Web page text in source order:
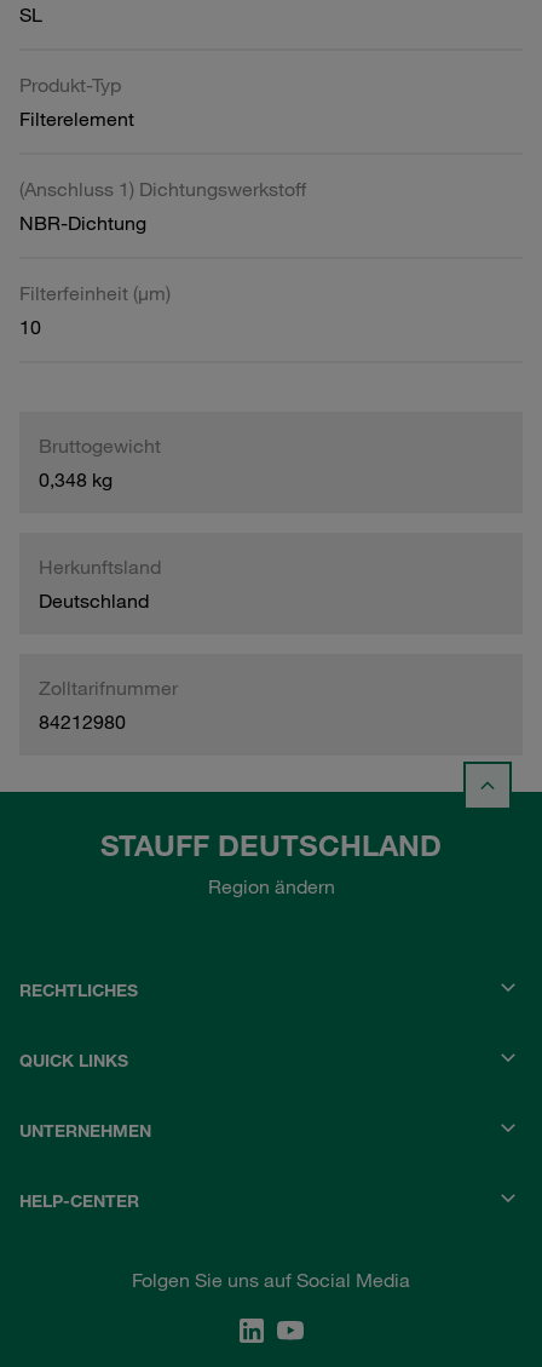
SL
Produkt-Typ
Filterelement
(Anschluss 1) Dichtungswerkstoff
NBR-Dichtung
Filterfeinheit (µm)
10
Bruttogewicht
0,348 kg
Herkunftsland
Deutschland
Zolltarifnummer
84212980
STAUFF DEUTSCHLAND
Region ändern
RECHTLICHES
QUICK LINKS
UNTERNEHMEN
HELP-CENTER
Folgen Sie uns auf Social Media